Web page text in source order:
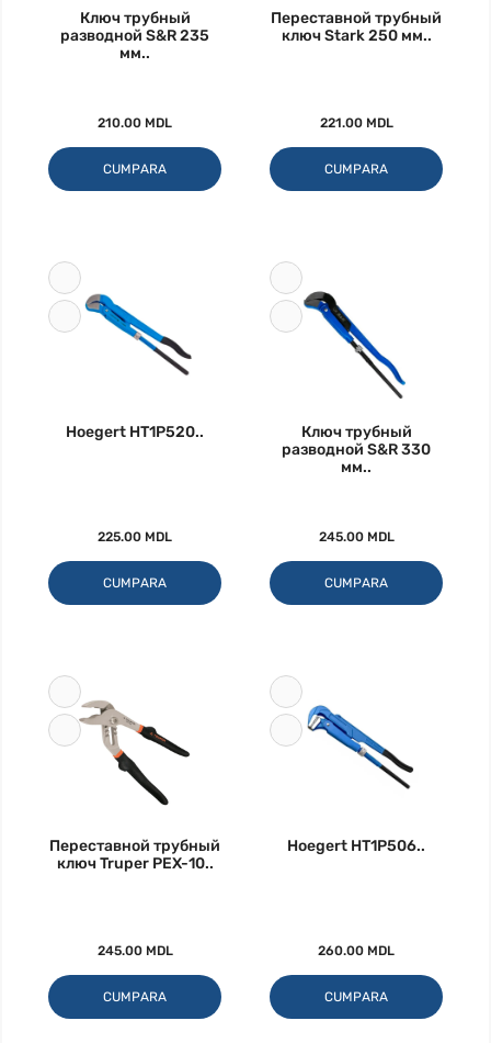
Ключ трубный
разводной S&R 235
мм..
210.00 MDL
CUMPARA
Переставной трубный
ключ Stark 250 мм..
221.00 MDL
CUMPARA
Hoegert HT1P520..
225.00 MDL
CUMPARA
Ключ трубный
разводной S&R 330
мм..
245.00 MDL
CUMPARA
Переставной трубный
ключ Truper PEX-10..
245.00 MDL
CUMPARA
Hoegert HT1P506..
260.00 MDL
CUMPARA